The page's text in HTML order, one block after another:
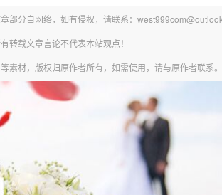
部分自网络，如有侵权，请联系：
转载文章言论不代表本站观点！
素材，版权归原作者所有，如需使用，请与原作者联系。